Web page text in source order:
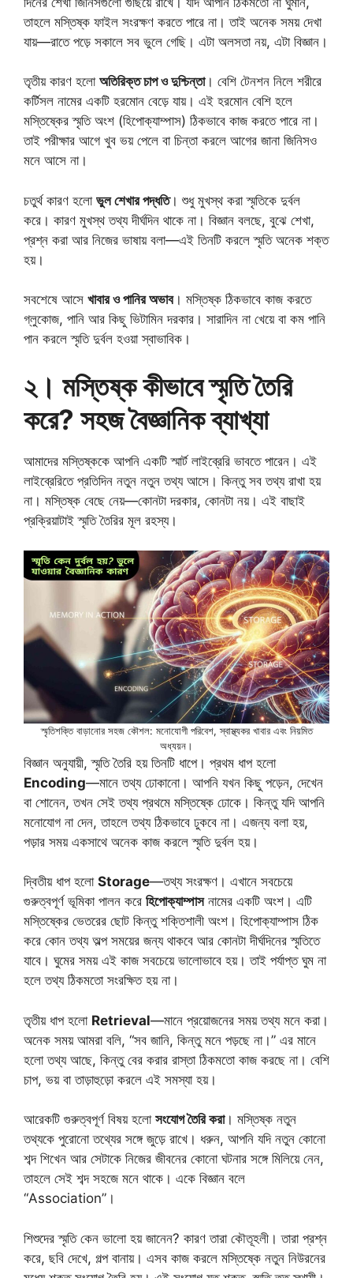
তাহলে মস্তিষ্ক ফাইল সংরক্ষণ করতে পারে না। তাই অনেক সময় দেখা
যায়—রাতে পড়ে সকালে সব ভুলে গেছি। এটা অলসতা নয়, এটা বিজ্ঞান।
তৃতীয় কারণ হলো অতিরিক্ত চাপ ও দুশ্চিন্তা। বেশি টেনশন নিলে শরীরে
কর্টিসল নামের একটি হরমোন বেড়ে যায়। এই হরমোন বেশি হলে
মস্তিষ্কের স্মৃতি অংশ (হিপোক্যাম্পাস) ঠিকভাবে কাজ করতে পারে না।
তাই পরীক্ষার আগে খুব ভয় পেলে বা চিন্তা করলে আগের জানা জিনিসও
মনে আসে না।
চতুর্থ কারণ হলো ভুল শেখার পদ্ধতি। শুধু মুখস্থ করা স্মৃতিকে দুর্বল
করে। কারণ মুখস্থ তথ্য দীর্ঘদিন থাকে না। বিজ্ঞান বলছে, বুঝে শেখা,
প্রশ্ন করা আর নিজের ভাষায় বলা—এই তিনটি করলে স্মৃতি অনেক শক্ত
হয়।
সবশেষে আসে খাবার ও পানির অভাব। মস্তিষ্ক ঠিকভাবে কাজ করতে
গ্লুকোজ, পানি আর কিছু ভিটামিন দরকার। সারাদিন না খেয়ে বা কম পানি
পান করলে স্মৃতি দুর্বল হওয়া স্বাভাবিক।
২। মস্তিষ্ক কীভাবে স্মৃতি তৈরি
করে? সহজ বৈজ্ঞানিক ব্যাখ্যা
আমাদের মস্তিষ্ককে আপনি একটি স্মার্ট লাইব্রেরি ভাবতে পারেন। এই
লাইব্রেরিতে প্রতিদিন নতুন নতুন তথ্য আসে। কিন্তু সব তথ্য রাখা হয়
না। মস্তিষ্ক বেছে নেয়—কোনটা দরকার, কোনটা নয়। এই বাছাই
প্রক্রিয়াটাই স্মৃতি তৈরির মূল রহস্য।
স্মৃতিশক্তি বাড়ানোর সহজ কৌশল: মনোযোগী পরিবেশ, স্বাস্থ্যকর খাবার এবং নিয়মিত
অধ্যয়ন।
বিজ্ঞান অনুযায়ী, স্মৃতি তৈরি হয় তিনটি ধাপে। প্রথম ধাপ হলো
Encoding—মানে তথ্য ঢোকানো। আপনি যখন কিছু পড়েন, দেখেন
বা শোনেন, তখন সেই তথ্য প্রথমে মস্তিষ্কে ঢোকে। কিন্তু যদি আপনি
মনোযোগ না দেন, তাহলে তথ্য ঠিকভাবে ঢুকবে না। এজন্য বলা হয়,
পড়ার সময় একসাথে অনেক কাজ করলে স্মৃতি দুর্বল হয়।
দ্বিতীয় ধাপ হলো Storage—তথ্য সংরক্ষণ। এখানে সবচেয়ে
গুরুত্বপূর্ণ ভূমিকা পালন করে হিপোক্যাম্পাসনামের একটি অংশ। এটি
মস্তিষ্কের ভেতরের ছোট কিন্তু শক্তিশালী অংশ। হিপোক্যাম্পাস ঠিক
করে কোন তথ্য অল্প সময়ের জন্য থাকবে আর কোনটা দীর্ঘদিনের স্মৃতিতে
যাবে। ঘুমের সময় এই কাজ সবচেয়ে ভালোভাবে হয়। তাই পর্যাপ্ত ঘুম না
হলে তথ্য ঠিকমতো সংরক্ষিত হয় না।
তৃতীয় ধাপ হলো Retrieval—মানে প্রয়োজনের সময় তথ্য মনে করা।
অনেক সময় আমরা বলি, “সব জানি, কিন্তু মনে পড়ছে না।” এর মানে
হলো তথ্য আছে, কিন্তু বের করার রাস্তা ঠিকমতো কাজ করছে না। বেশি
চাপ, ভয় বা তাড়াহুড়ো করলে এই সমস্যা হয়।
আরেকটি গুরুত্বপূর্ণ বিষয় হলো সংযোগ তৈরি করা। মস্তিষ্ক নতুন
তথ্যকে পুরোনো তথ্যের সঙ্গে জুড়ে রাখে। ধরুন, আপনি যদি নতুন কোনো
শব্দ শিখেন আর সেটাকে নিজের জীবনের কোনো ঘটনার সঙ্গে মিলিয়ে নেন,
তাহলে সেই শব্দ সহজে মনে থাকে। একে বিজ্ঞান বলে
“Association”।
শিশুদের স্মৃতি কেন ভালো হয় জানেন? কারণ তারা কৌতূহলী। তারা প্রশ্ন
করে, ছবি দেখে, গল্প বানায়। এসব কাজ করলে মস্তিষ্কে নতুন নিউরনের